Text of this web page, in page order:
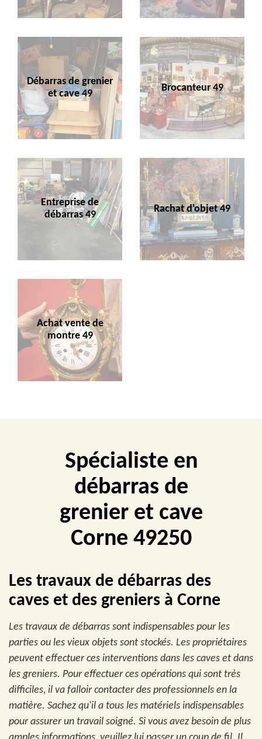
Débarras de grenier
et cave 49
Brocanteur 49
Entreprise de
débarras 49
Rachat d'objet 49
Achat vente de
montre 49
Spécialiste en
débarras de
grenier et cave
Corne 49250
Les travaux de débarras des
caves et des greniers à Corne
Les travaux de débarras sont indispensables pour les
parties ou les vieux objets sont stockés. Les propriétaires
peuvent effectuer ces interventions dans les caves et dans
les greniers. Pour effectuer ces opérations qui sont très
difficiles, il va falloir contacter des professionnels en la
matière. Sachez qu'il a tous les matériels indispensables
pour assurer un travail soigné. Si vous avez besoin de plus